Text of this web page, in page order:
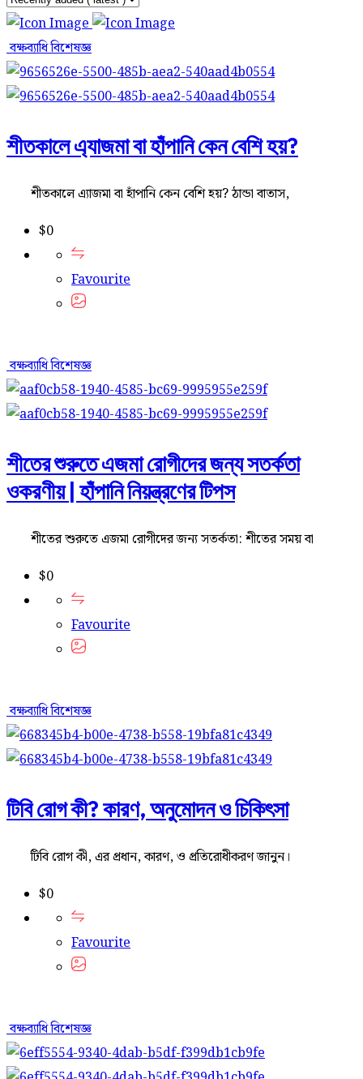
বক্ষব্যাধি বিশেষজ্ঞ
শীতকালে এ্যাজমা বা হাঁপানি কেন বেশি হয়?
শীতকালে এ্যাজমা বা হাঁপানি কেন বেশি হয়? ঠান্ডা বাতাস,
$0
Favourite
বক্ষব্যাধি বিশেষজ্ঞ
শীতের শুরুতে এজমা রোগীদের জন্য সতর্কতা
ওকরণীয় | হাঁপানি নিয়ন্ত্রণের টিপস
শীতের শুরুতে এজমা রোগীদের জন্য সতর্কতা: শীতের সময় বা
$0
Favourite
বক্ষব্যাধি বিশেষজ্ঞ
টিবি রোগ কী? কারণ, অনুমোদন ও চিকিৎসা
টিবি রোগ কী, এর প্রধান, কারণ, ও প্রতিরোধীকরণ জানুন।
$0
Favourite
বক্ষব্যাধি বিশেষজ্ঞ